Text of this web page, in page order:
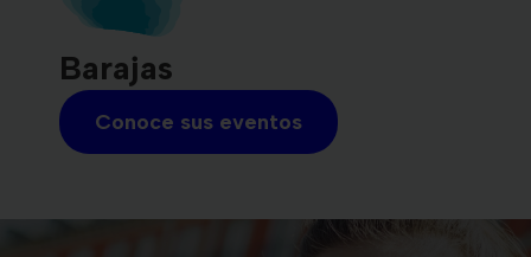
Barajas
Conoce sus eventos